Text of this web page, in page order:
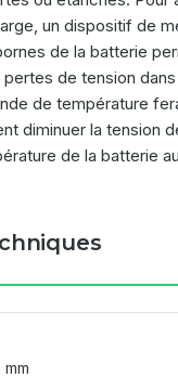
un dispositif de
de la batterie
de tension
de température
diminuer la tension
de la batterie